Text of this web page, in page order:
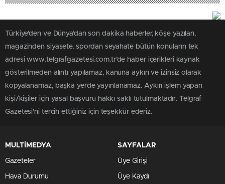
Türkiye'den ve Dünya’dan son dakika haberler, köşe yazıları,
magazinden siyasete, spordan seyahate bütün konuların tek
adresi www.telgrafgazetesi.com.tr’de haber içerikleri kaynak
gösterilmeden alıntı yapılamaz, kanuna aykırı ve izinsiz olarak
kopyalanamaz, başka yerde yayınlanamaz. Aykırı işlem yapan
kişi/kişiler için yasal başvuru hakkı saklı tutulmaktadır. Telgraf
Gazetesi’ni tercih ettiğiniz için teşekkür ederiz.
MULTİMEDYA
Gazeteler
Hava Durumu
SAYFALAR
Üye Girişi
Üye Kaydı